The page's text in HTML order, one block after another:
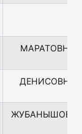
МАРАТОВНА
ДЕНИСОВНА